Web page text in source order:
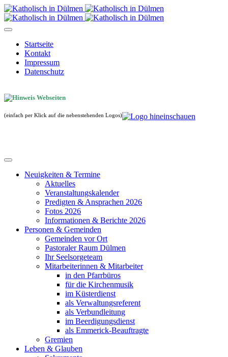
Startseite
Kontakt
Impressum
Datenschutz
(einfach per Klick auf die nebenstehenden Logos)
Neuigkeiten & Termine
Aktuelles
Veranstaltungskalender
Predigten & Ansprachen 2026
Fotos 2026
Informationen & Berichte 2026
Personen & Gemeinden
Gemeinden vor Ort
Pastoraler Raum Dülmen
Ihr Seelsorgeteam
Mitarbeiterinnen & Mitarbeiter
in den Pfarrbüros
für die Kirchenmusik
im Küsterdienst
als Verwaltungsreferent
als Verbundleitung
im Beerdigungsdienst
als Emmerick-Beauftragte
Gremien
Leben & Glauben